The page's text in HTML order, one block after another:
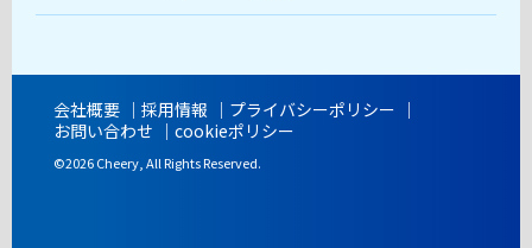
開講時間
会社概要 採用情報
プライバシーポリシー
お問い合わせ
cookieポリシー
©2026 Cheery, All Rights Reserved.